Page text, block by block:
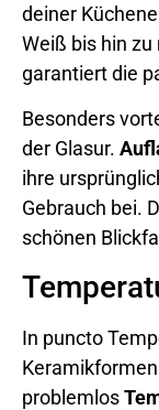
deiner
Weiß bis hin
garantiert die
Besonders
der Glasur.
ihre
Gebrauch bei.
schönen
In puncto
problemlos